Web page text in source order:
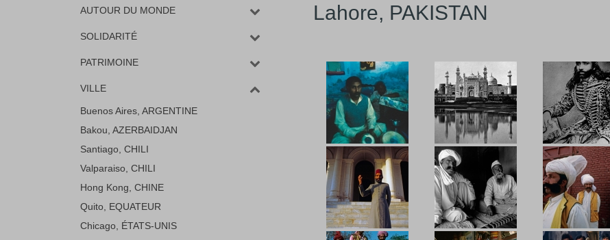
AUTOUR DU MONDE
SOLIDARITÉ
PATRIMOINE
VILLE
Buenos Aires, ARGENTINE
Bakou, AZERBAIDJAN
Santiago, CHILI
Valparaiso, CHILI
Hong Kong, CHINE
Quito, EQUATEUR
Chicago, ÉTATS-UNIS
Lahore, PAKISTAN